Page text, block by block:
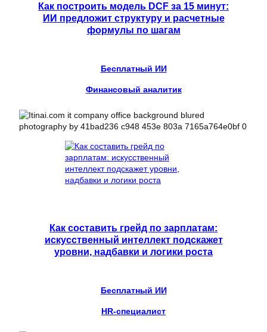
Как построить модель DCF за 15 минут:
ИИ предложит структуру и расчетные
формулы по шагам
Бесплатный ИИ
Финансовый аналитик
Как составить грейд по зарплатам:
искусственный интеллект подскажет
уровни, надбавки и логики роста
Бесплатный ИИ
HR-специалист